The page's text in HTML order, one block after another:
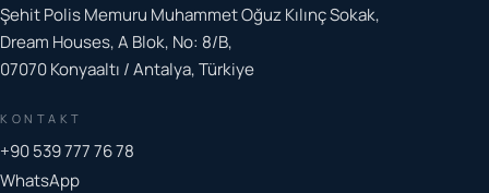
Şehit Polis Memuru Muhammet Oğuz Kılınç Sokak,
Dream Houses, A Blok, No: 8/B,
07070 Konyaaltı / Antalya, Türkiye
KONTAKT
+90 539 777 76 78
WhatsApp